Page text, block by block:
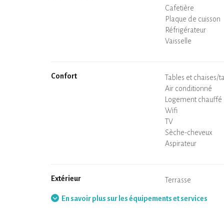
Cafetière
Bouilloire
Plaque de cuisson
Four
Réfrigérateur
Vaisselle
Confort Spa
Sauna privatif
Tables et chaises/
Air conditionné
Logement chauffé
Poêle à bois
Cheminée
Wifi
TV
Sèche-cheveux
Fer à repasser
Lave-linge
Aspirateur
Extérieur
Terrasse
En savoir plus sur les équipements et services